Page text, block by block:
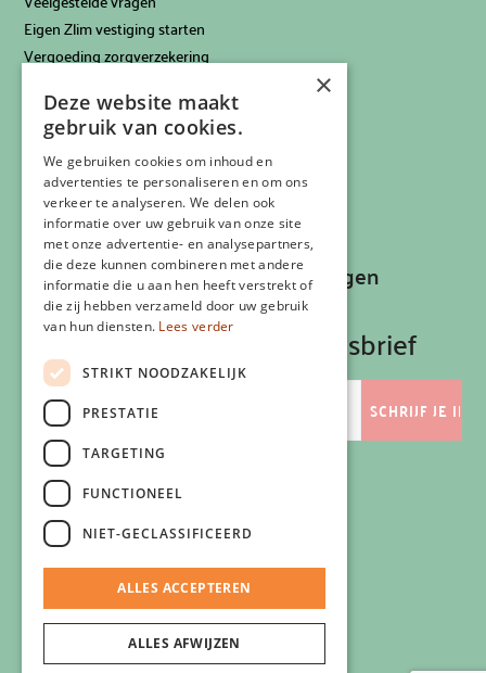
Eigen Zlim vestiging starten
Vergoeding zorgverzekering
Privacyverklaring
Cookiebeleid
Klachtenregeling
Algemene voorwaarden
Contactgegevens
Recepten, inspiratie en aanbiedingen
ontvangen?
Schrijf je in op onze nieuwsbrief
mailadres
Volg ons
×
Deze website maakt
gebruik van cookies.
We gebruiken cookies om inhoud en
advertenties te personaliseren en om ons
verkeer te analyseren. We delen ook
informatie over uw gebruik van onze site
met onze advertentie- en analysepartners,
die deze kunnen combineren met andere
informatie die u aan hen heeft verstrekt of
die zij hebben verzameld door uw gebruik
van hun diensten. Lees verder
STRIKT NOODZAKELIJK
PRESTATIE
TARGETING
FUNCTIONEEL
NIET-GECLASSIFICEERD
ALLES ACCEPTEREN
ALLES AFWIJZEN